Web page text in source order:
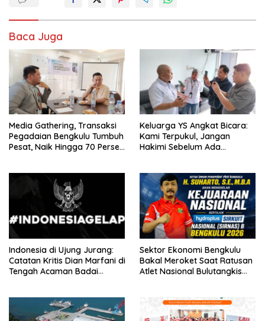
Baca Juga
Media Gathering, Transaksi
Pegadaian Bengkulu Tumbuh
Pesat, Naik Hingga 70 Persen
Keluarga YS Angkat Bicara:
Kami Terpukul, Jangan
Hakimi Sebelum Ada
Indonesia di Ujung Jurang:
Catatan Kritis Dian Marfani di
Tengah Acaman Badai
Sektor Ekonomi Bengkulu
Bakal Meroket Saat Ratusan
Atlet Nasional Bulutangkis